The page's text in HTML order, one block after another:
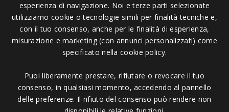
Pagamenti Accettati
Copyright © 2006 - 2023 -
Massa MS - Tel 0585026137 - P.IVA 01151030457 - REA MS 117168
esperienza di navigazione. Noi e terze parti selezionate
utilizziamo cookie o tecnologie simili per finalità tecniche e,
con il tuo consenso, anche per le finalità di esperienza,
misurazione e marketing (con annunci personalizzati) come
specificato nella cookie policy.
Puoi liberamente prestare, rifiutare o revocare il tuo
consenso, in qualsiasi momento, accedendo al pannello
delle preferenze. Il rifiuto del consenso può rendere non